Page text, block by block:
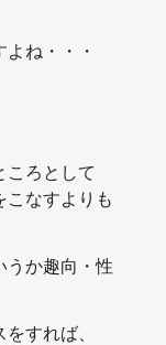
ね・・・
ころとして
こなすよりも
うか趣向・性
すれば、